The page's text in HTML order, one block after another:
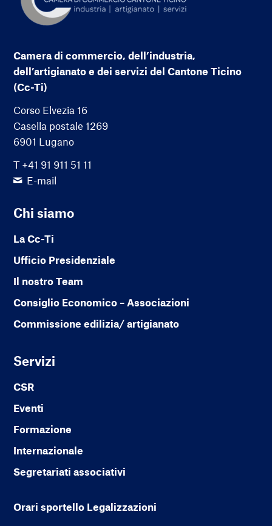
Camera di commercio, dell’industria,
dell’artigianato e dei servizi del Cantone Ticino
(Cc-Ti)
Corso Elvezia 16
Casella postale 1269
6901 Lugano
T +41 91 911 51 11
E-mail
Chi siamo
La Cc-Ti
Ufficio Presidenziale
Il nostro Team
Consiglio Economico – Associazioni
Commissione edilizia/ artigianato
Servizi
CSR
Eventi
Formazione
Internazionale
Segretariati associativi
Orari sportello Legalizzazioni